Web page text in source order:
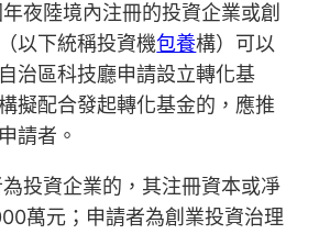
夜陸境內注冊的投資企業或創
以下統稱投資機包養構）可以
治區科技廳申請設立轉化基
擬配合發起轉化基金的，應推
請者。
投資企業的，其注冊資本或凈
萬元；申請者為創業投資治理